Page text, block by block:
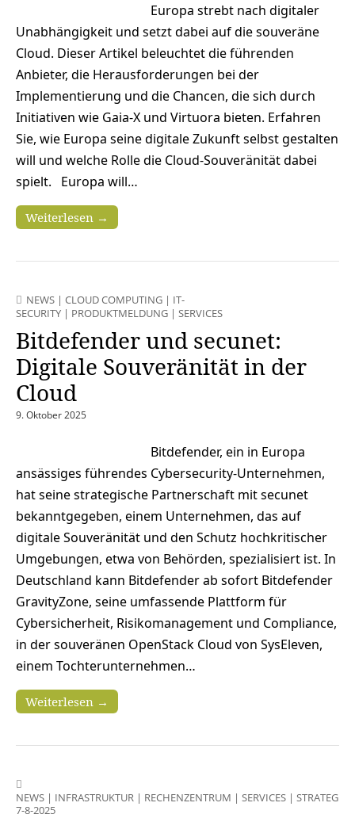
Europa strebt nach digitaler
Unabhängigkeit und setzt dabei auf die souveräne
Cloud. Dieser Artikel beleuchtet die führenden
Anbieter, die Herausforderungen bei der
Implementierung und die Chancen, die sich durch
Initiativen wie Gaia-X und Virtuora bieten. Erfahren
Sie, wie Europa seine digitale Zukunft selbst gestalten
will und welche Rolle die Cloud-Souveränität dabei
spielt. Europa will…
Weiterlesen →
NEWS | CLOUD COMPUTING | IT-
SECURITY | PRODUKTMELDUNG | SERVICES
Bitdefender und secunet:
Digitale Souveränität in der
Cloud
9. Oktober 2025
Bitdefender, ein in Europa
ansässiges führendes Cybersecurity-Unternehmen,
hat seine strategische Partnerschaft mit secunet
bekanntgegeben, einem Unternehmen, das auf
digitale Souveränität und den Schutz hochkritischer
Umgebungen, etwa von Behörden, spezialisiert ist. In
Deutschland kann Bitdefender ab sofort Bitdefender
GravityZone, seine umfassende Plattform für
Cybersicherheit, Risikomanagement und Compliance,
in der souveränen OpenStack Cloud von SysEleven,
einem Tochterunternehmen…
Weiterlesen →
NEWS | INFRASTRUKTUR | RECHENZENTRUM | SERVICES | STRATEGIEN
7-8-2025